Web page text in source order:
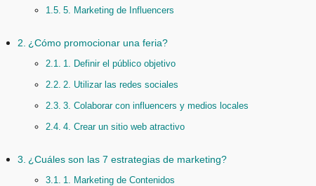
5. Marketing de Influencers
¿Cómo promocionar una feria?
1. Definir el público objetivo
2. Utilizar las redes sociales
3. Colaborar con influencers y medios locales
4. Crear un sitio web atractivo
¿Cuáles son las 7 estrategias de marketing?
1. Marketing de Contenidos